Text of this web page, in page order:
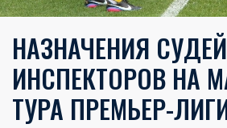
НАЗНАЧЕНИЯ
ИНСПЕКТОРОВ НА
ТУРА ПРЕМЬЕР-